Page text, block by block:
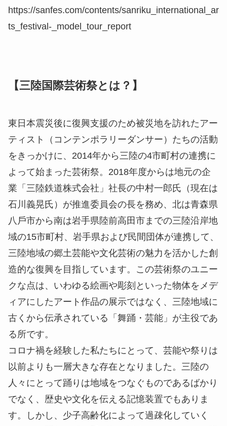
https://sanfes.com/contents/sanriku_international_ar
ts_festival-_model_tour_report
【三陸国際芸術祭とは？】
東⽇本震災後に復興⽀援のため被災地を訪れたアー
ティスト（コンテンポラリーダンサー）たちの活動
をきっかけに、2014年から三陸の4市町村の連携に
よって始まった芸術祭。2018年度からは地元の企
業「三陸鉄道株式会社」社⻑の中村⼀郎⽒（現在は
⽯川義晃⽒）が推進委員会の⻑を務め、北は⻘森県
⼋⼾市から南は岩⼿県陸前⾼⽥市までの三陸沿岸地
域の15市町村、岩⼿県および⺠間団体が連携して、
三陸地域の郷⼟芸能や⽂化芸術の魅⼒を活かした創
造的な復興を⽬指しています。この芸術祭のユニー
クな点は、いわゆる絵画や彫刻といった物体をメデ
ィアにしたアート作品の展⽰ではなく、三陸地域に
古くから伝承されている「舞踊・芸能」が主役であ
る所です。
コロナ禍を経験した私たちにとって、芸能や祭りは
以前よりも⼀層⼤きな存在となりました。三陸の
⼈々にとって踊りは地域をつなぐものであるばかり
でなく、歴史や⽂化を伝える記憶装置でもありま
す。しかし、少⼦⾼齢化によって過疎化していく